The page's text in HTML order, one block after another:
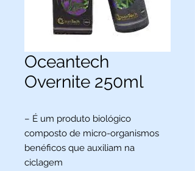
Oceantech
Overnite 250ml
– É um produto biológico
composto de micro-organismos
benéficos que auxiliam na
ciclagem